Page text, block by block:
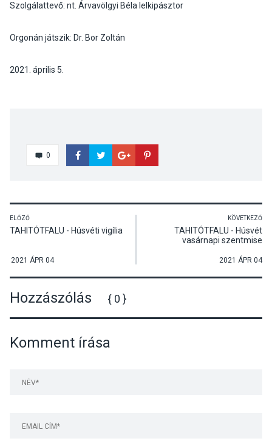
Szolgálattevő: nt. Árvavölgyi Béla lelkipásztor
Orgonán játszik: Dr. Bor Zoltán
2021. április 5.
0
ELŐZŐ
TAHITÓTFALU - Húsvéti vigília
2021 ÁPR 04
KÖVETKEZŐ
TAHITÓTFALU - Húsvét
vasárnapi szentmise
2021 ÁPR 04
Hozzászólás { 0 }
Komment írása